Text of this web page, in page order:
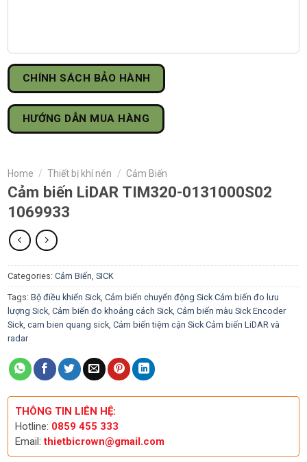
CHÍNH SÁCH BẢO HÀNH
HƯỚNG DẪN MUA HÀNG
Home / Thiết bị khí nén / Cảm Biến
Cảm biến LiDAR TIM320-0131000S02
1069933
Categories: Cảm Biến, SICK
Tags: Bộ điều khiển Sick, Cảm biến chuyển động Sick Cảm biến đo lưu
lượng Sick, Cảm biến đo khoảng cách Sick, Cảm biến màu Sick Encoder
Sick, cam bien quang sick, Cảm biến tiệm cận Sick Cảm biến LiDAR và
radar
THÔNG TIN LIÊN HỆ:
Hotline: 0859 455 333
Email:thietbicrown@gmail.com